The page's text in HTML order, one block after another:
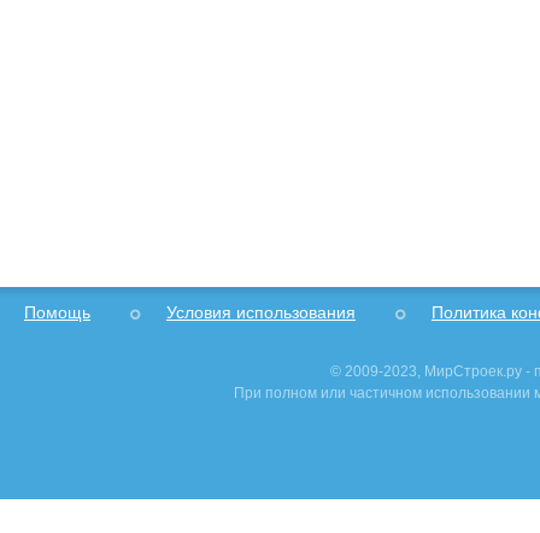
Помощь Условия использования Политика
© 2009-2023, МирСтроек.ру -
При полном или частичном использовании